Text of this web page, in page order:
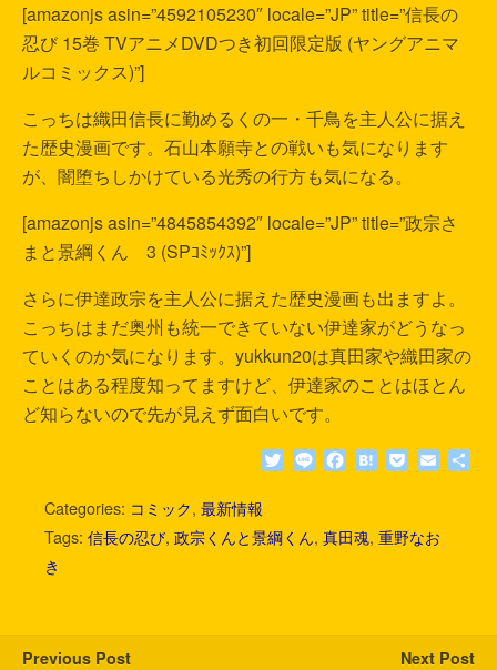
[amazonjs asin=”4592105230″ locale=”JP” title=”信長の
忍び 15巻 TVアニメDVDつき初回限定版 (ヤングアニマ
ルコミックス)”]
こっちは織田信長に勤めるくの一・千鳥を主人公に据え
た歴史漫画です。石山本願寺との戦いも気になります
が、闇堕ちしかけている光秀の行方も気になる。
[amazonjs asin=”4845854392″ locale=”JP” title=”政宗さ
まと景綱くん 3 (SPｺﾐｯｸｽ)”]
さらに伊達政宗を主人公に据えた歴史漫画も出ますよ。
こっちはまだ奥州も統一できていない伊達家がどうなっ
ていくのか気になります。yukkun20は真田家や織田家の
ことはある程度知ってますけど、伊達家のことはほとん
ど知らないので先が見えず面白いです。
T
t
L
e
F
e
b
H
e
n
P
k
e
E
Categories: コミック, 最新情報
Tags: 信長の忍び, 政宗くんと景綱くん, 真田魂, 重野なお
き
Previous Post Next Post